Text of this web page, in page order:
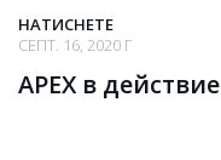
НАТИСНЕТЕ
СЕПТ. 16, 2020 Г
APEX в действие